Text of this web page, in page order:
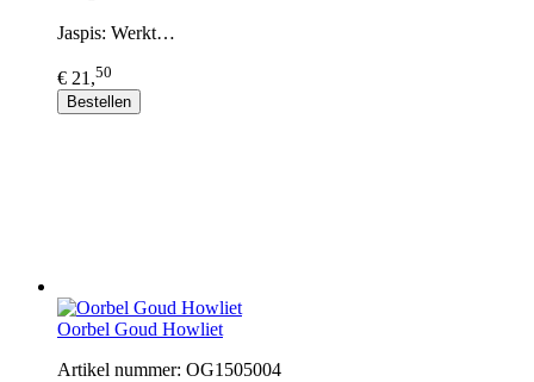
Jaspis: Werkt…
€ 21,50
Bestellen
Oorbel Goud Howliet
Artikel nummer: OG1505004